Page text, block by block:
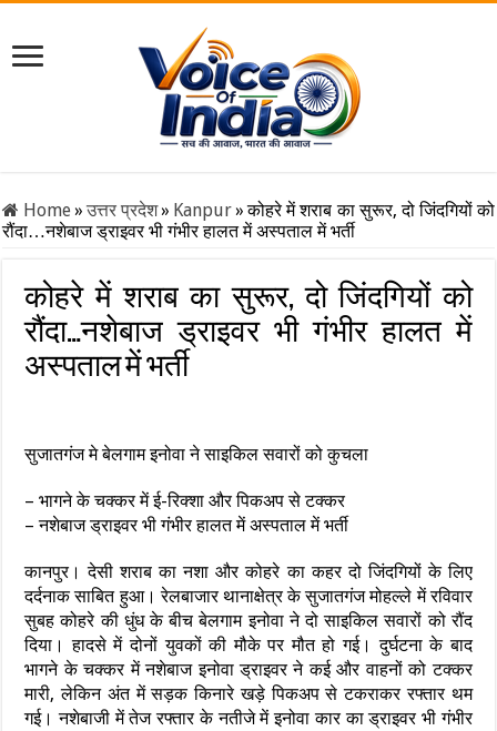
Home» उत्तर प्रदेश» Kanpur» कोहरे में शराब का सुरूर, दो जिंदगियों को
रौंदा…नशेबाज ड्राइवर भी गंभीर हालत में अस्पताल में भर्ती
कोहरे में शराब का सुरूर, दो जिंदगियों को
रौंदा…नशेबाज ड्राइवर भी गंभीर हालत में
अस्पताल में भर्ती
सुजातगंज मे बेलगाम इनोवा ने साइकिल सवारों को कुचला
– भागने के चक्कर में ई-रिक्शा और पिकअप से टक्कर
– नशेबाज ड्राइवर भी गंभीर हालत में अस्पताल में भर्ती
कानपुर। देसी शराब का नशा और कोहरे का कहर दो जिंदगियों के लिए
दर्दनाक साबित हुआ। रेलबाजार थानाक्षेत्र के सुजातगंज मोहल्ले में रविवार
सुबह कोहरे की धुंध के बीच बेलगाम इनोवा ने दो साइकिल सवारों को रौंद
दिया। हादसे में दोनों युवकों की मौके पर मौत हो गई। दुर्घटना के बाद
भागने के चक्कर में नशेबाज इनोवा ड्राइवर ने कई और वाहनों को टक्कर
मारी, लेकिन अंत में सड़क किनारे खड़े पिकअप से टकराकर रफ्तार थम
गई। नशेबाजी में तेज रफ्तार के नतीजे में इनोवा कार का ड्राइवर भी गंभीर